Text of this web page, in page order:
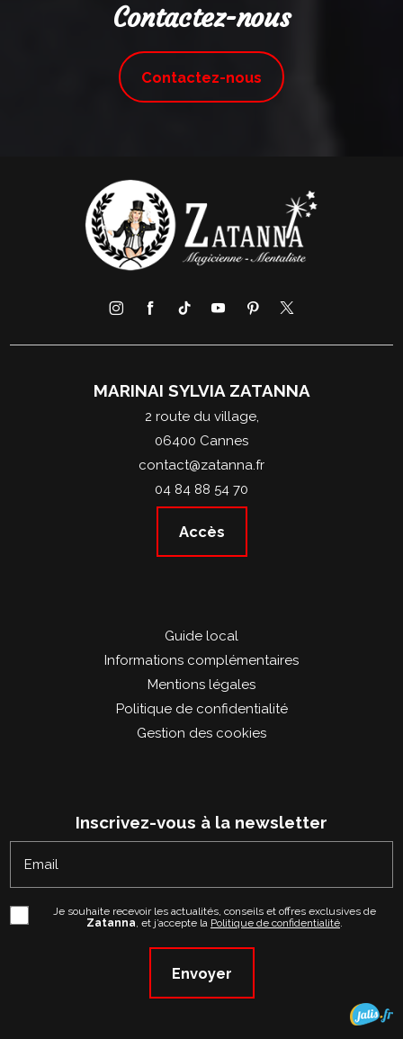
Contactez-nous
Contactez-nous
MARINAI SYLVIA ZATANNA
2 route du village,
06400 Cannes
contact@zatanna.fr
04 84 88 54 70
Accès
Guide local
Informations complémentaires
Mentions légales
Politique de confidentialité
Gestion des cookies
Inscrivez-vous à la newsletter
Email
Je souhaite recevoir les actualités, conseils et offres exclusives de
Zatanna, et j’accepte la Politique de confidentialité.